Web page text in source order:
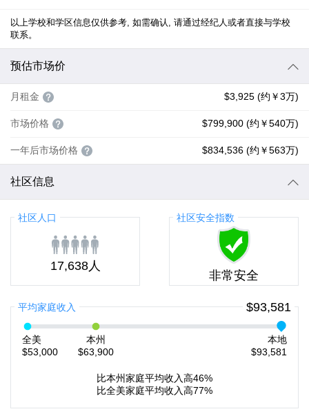
以上学校和学区信息仅供参考, 如需确认, 请通过经纪人或者直接与学校
联系。
预估市场价
月租金 $3,925 (约￥3万)
市场价格 $799,900 (约￥540万)
一年后市场价格 $834,536 (约￥563万)
社区信息
社区人口
17,638人
社区安全指数
非常安全
平均家庭收入 $93,581
全美
$53,000
本州
$63,900
本地
$93,581
比本州家庭平均收入高46%
比全美家庭平均收入高77%